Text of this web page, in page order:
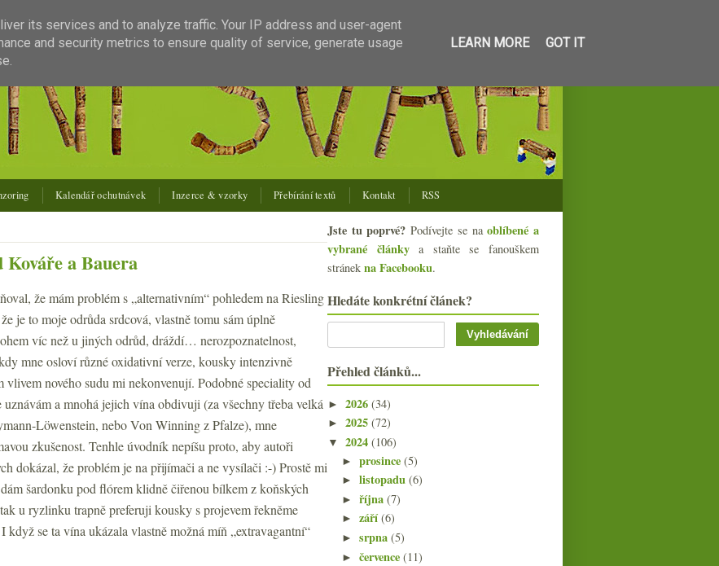
Kalendář ochutnávek Inzerce & vzorky Přebírání textů Kontakt RSS
a Bauera
že mám problém s „alternativním“ pohledem na Riesling
je to moje odrůda srdcová, vlastně tomu sám úplně
víc než u jiných odrůd, dráždí… nerozpoznatelnost,
mne osloví různé oxidativní verze, kousky intenzivně
vlivem nového sudu mi nekonvenují. Podobné speciality od
a mnohá jejich vína obdivuji (za všechny třeba velká
Löwenstein, nebo Von Winning z Pfalze), mne
zkušenost. Tenhle úvodník nepíšu proto, aby autoři
dokázal, že problém je na přijímači a ne vysílači :-) Prostě mi
šardonku pod flórem klidně čiřenou bílkem z koňských
u ryzlinku trapně preferuji kousky s projevem řekněme
se ta vína ukázala vlastně možná míň „extravagantní“
Jste tu poprvé? Podívejte se naoblíbené a
vybrané článkya staňte se fanouškem
stránek na Facebooku.
Hledáte konkrétní článek?
Přehled článků...
► 2026 (34)
► 2025 (72)
▼ 2024 (106)
►prosince(5)
►listopadu(6)
►října(7)
►září(6)
►srpna(5)
►července(11)
its services and to analyze traffic. Your IP address and user-agent
and security metrics to ensure quality of service, generate usage
LEARN MORE GOT IT